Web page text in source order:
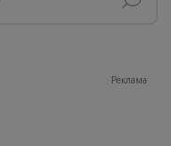
Реклама